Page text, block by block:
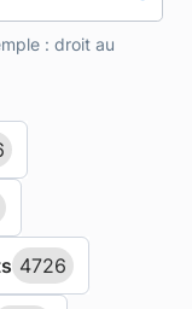
: droit au
4726
4726